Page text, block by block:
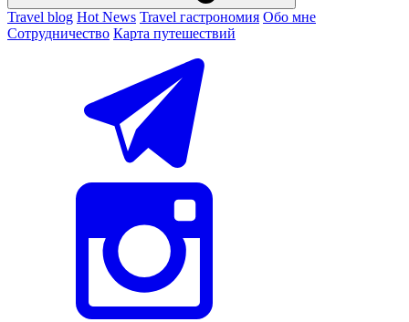
Travel blog Hot News Travel гастрономия Обо мне
Сотрудничество Карта путешествий